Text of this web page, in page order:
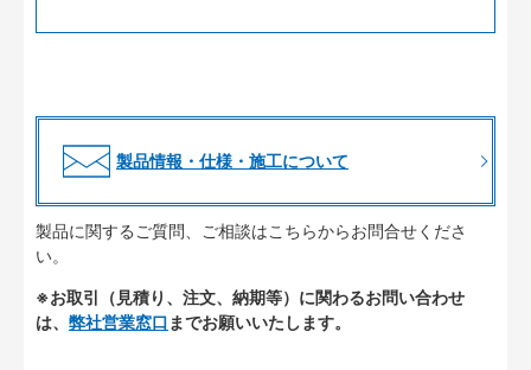
製品情報・仕様・施工について
製品に関するご質問、ご相談はこちらからお問合せくださ
い。
※お取引（見積り、注文、納期等）に関わるお問い合わせ
は、 弊社営業窓口 までお願いいたします。